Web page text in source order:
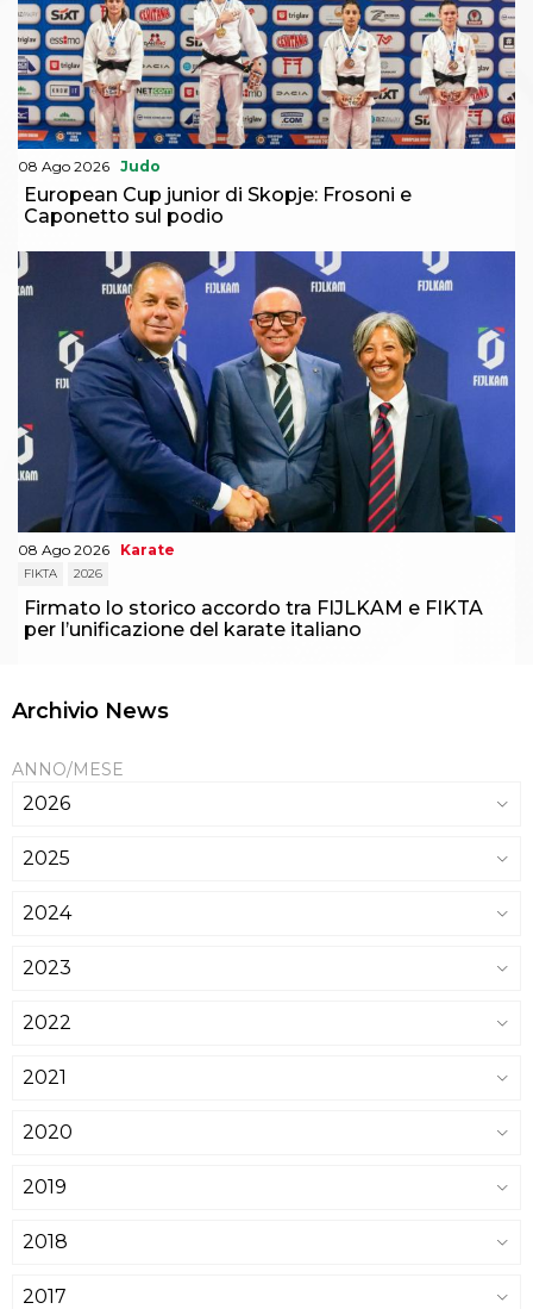
08 Ago 2026 Judo
European Cup junior di Skopje: Frosoni e
Caponetto sul podio
08 Ago 2026 Karate
FIKTA 2026
Firmato lo storico accordo tra FIJLKAM e FIKTA
per l’unificazione del karate italiano
Archivio News
ANNO/MESE
2026
2025
2024
2023
2022
2021
2020
2019
2018
2017